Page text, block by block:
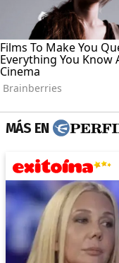
MÁS EN